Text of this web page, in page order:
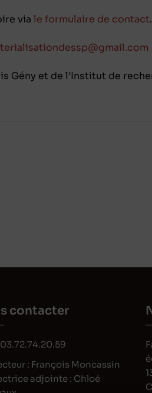
via le formulaire de contact.
Gény et de l’Institut de
contacter
03.72.74.20.59
: François Moncassin
adjointe : Chloé